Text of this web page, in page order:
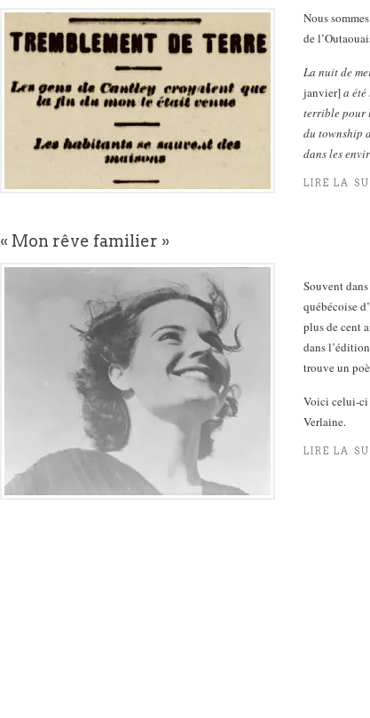
Nous
de
La nuit de
janvier]a
terrible pour
du township
dans les
LIRE LA
« Mon rêve familier »
Souvent
québécoise
plus de cent
dans
trouve un
Voici celui-ci
Verlaine.
LIRE LA